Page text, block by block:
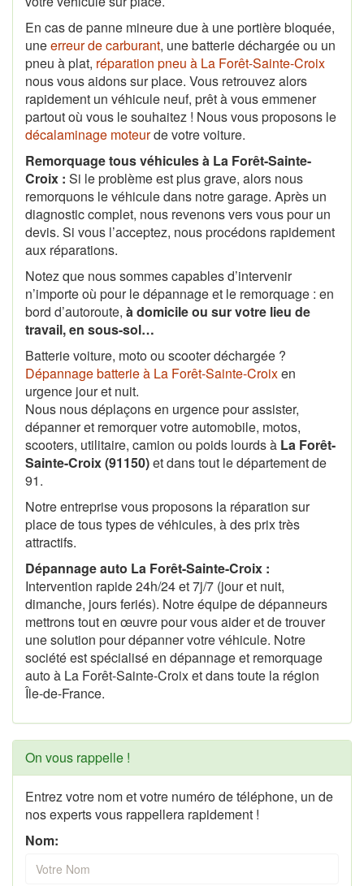
En cas de panne mineure due à une portière bloquée,
uneerreur de carburant, une batterie déchargée ou un
pneu à plat, réparation pneu à La Forêt-Sainte-Croix
nous vous aidons sur place. Vous retrouvez alors
rapidement un véhicule neuf, prêt à vous emmener
partout où vous le souhaitez ! Nous vous proposons le
décalaminage moteurde votre voiture.
Remorquage tous véhicules à La Forêt-Sainte-
Croix : Si le problème est plus grave, alors nous
remorquons le véhicule dans notre garage. Après un
diagnostic complet, nous revenons vers vous pour un
devis. Si vous l’acceptez, nous procédons rapidement
aux réparations.
Notez que nous sommes capables d’intervenir
n’importe où pour le dépannage et le remorquage : en
bord d’autoroute, à domicile ou sur votre lieu de
travail, en sous-sol…
Batterie voiture, moto ou scooter déchargée ?
Dépannage batterie à La Forêt-Sainte-Croixen
urgence jour et nuit.
Nous nous déplaçons en urgence pour assister,
dépanner et remorquer votre automobile, motos,
scooters, utilitaire, camion ou poids lourds à La Forêt-
Sainte-Croix (91150)et dans tout le département de
91.
Notre entreprise vous proposons la réparation sur
place de tous types de véhicules, à des prix très
attractifs.
Dépannage auto La Forêt-Sainte-Croix :
Intervention rapide 24h/24 et 7j/7 (jour et nuit,
dimanche, jours feriés). Notre équipe de dépanneurs
mettrons tout en œuvre pour vous aider et de trouver
une solution pour dépanner votre véhicule. Notre
société est spécialisé en dépannage et remorquage
auto à La Forêt-Sainte-Croix et dans toute la région
Île-de-France.
On vous rappelle !
Entrez votre nom et votre numéro de téléphone, un de
nos experts vous rappellera rapidement !
Nom: